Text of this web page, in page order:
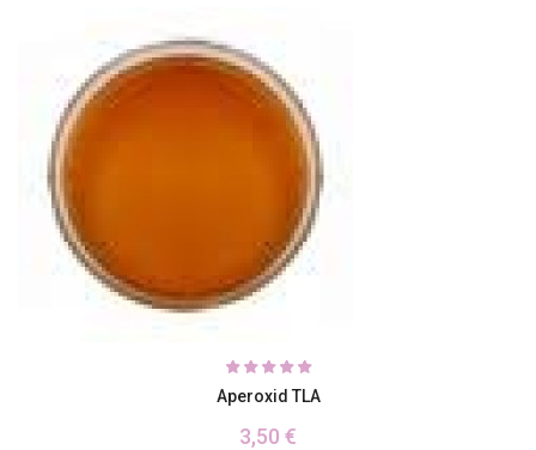
Aperoxid TLA
3,50 €